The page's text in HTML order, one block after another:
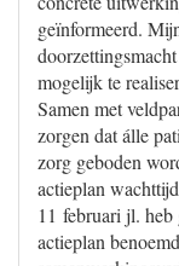
geïnformeerd.
mogelijk te
Samen met
zorgen dat álle
zorg geboden
actieplan
11 februari jl.
actieplan